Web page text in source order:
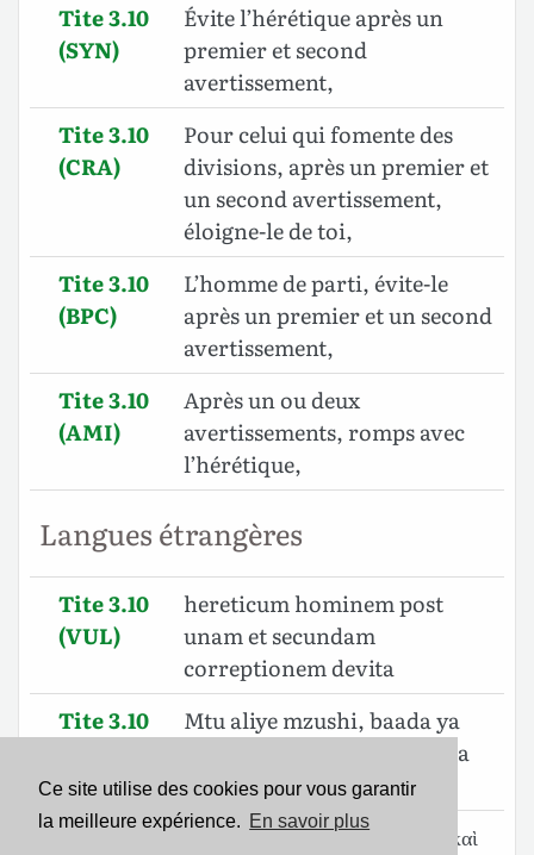
Ce site utilise des cookies pour vous garantir
la meilleure expérience. En savoir plus
Tite 3.10
(SYN)
Évite l’hérétique après un
premier et second
avertissement,
Tite 3.10
(CRA)
Pour celui qui fomente des
divisions, après un premier et
un second avertissement,
éloigne-le de toi,
Tite 3.10
(BPC)
L’homme de parti, évite-le
après un premier et un second
avertissement,
Tite 3.10
(AMI)
Après un ou deux
avertissements, romps avec
l’hérétique,
Langues étrangères
Tite 3.10
(VUL)
hereticum hominem post
unam et secundam
correptionem devita
Tite 3.10
Mtu aliye mzushi, baada ya
kumwonya mara ya kwanza
na mara ya pili, mkatae;
Tite 3.10
αἱρετικὸν ἄνθρωπον μετὰ μίαν καὶ